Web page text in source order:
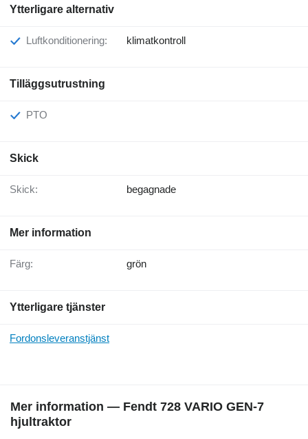
Ytterligare alternativ
Luftkonditionering: klimatkontroll
Tilläggsutrustning
PTO
Skick
Skick: begagnade
Mer information
Färg: grön
Ytterligare tjänster
Fordonsleveranstjänst
Mer information — Fendt 728 VARIO GEN-7
hjultraktor